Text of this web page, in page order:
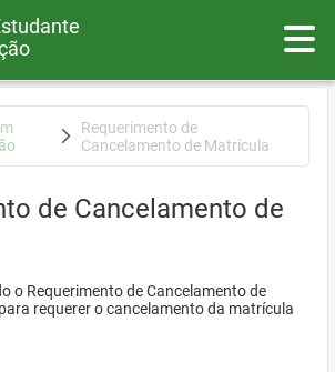
Requerimento de
Cancelamento de Matrícula
de Cancelamento de
o Requerimento de Cancelamento de
requerer o cancelamento da matrícula